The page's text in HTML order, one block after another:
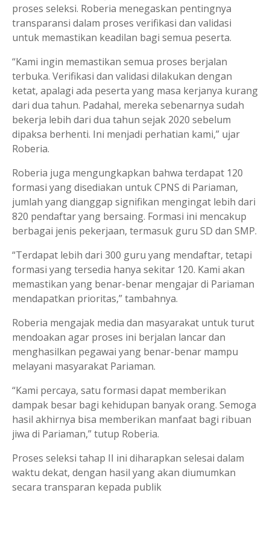
proses seleksi. Roberia menegaskan pentingnya
transparansi dalam proses verifikasi dan validasi
untuk memastikan keadilan bagi semua peserta.
“Kami ingin memastikan semua proses berjalan
terbuka. Verifikasi dan validasi dilakukan dengan
ketat, apalagi ada peserta yang masa kerjanya kurang
dari dua tahun. Padahal, mereka sebenarnya sudah
bekerja lebih dari dua tahun sejak 2020 sebelum
dipaksa berhenti. Ini menjadi perhatian kami,” ujar
Roberia.
Roberia juga mengungkapkan bahwa terdapat 120
formasi yang disediakan untuk CPNS di Pariaman,
jumlah yang dianggap signifikan mengingat lebih dari
820 pendaftar yang bersaing. Formasi ini mencakup
berbagai jenis pekerjaan, termasuk guru SD dan SMP.
“Terdapat lebih dari 300 guru yang mendaftar, tetapi
formasi yang tersedia hanya sekitar 120. Kami akan
memastikan yang benar-benar mengajar di Pariaman
mendapatkan prioritas,” tambahnya.
Roberia mengajak media dan masyarakat untuk turut
mendoakan agar proses ini berjalan lancar dan
menghasilkan pegawai yang benar-benar mampu
melayani masyarakat Pariaman.
“Kami percaya, satu formasi dapat memberikan
dampak besar bagi kehidupan banyak orang. Semoga
hasil akhirnya bisa memberikan manfaat bagi ribuan
jiwa di Pariaman,” tutup Roberia.
Proses seleksi tahap II ini diharapkan selesai dalam
waktu dekat, dengan hasil yang akan diumumkan
secara transparan kepada publik